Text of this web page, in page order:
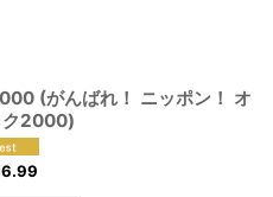
(がんばれ！ ニッポン！ オ
ク2000)
6.99